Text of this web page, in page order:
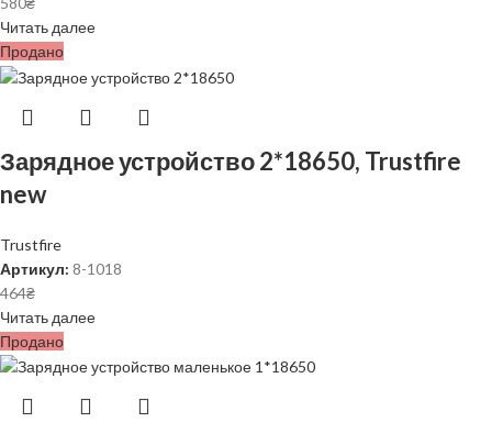
Читать далее
Продано
Зарядное устройство 2*18650, Trustfire
new
Trustfire
Артикул: 8-1018
464₴
Читать далее
Продано